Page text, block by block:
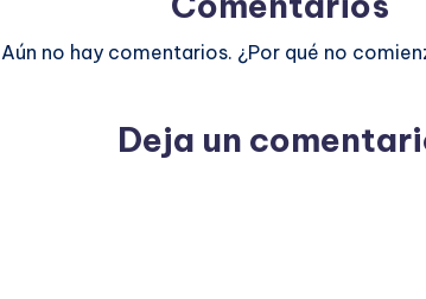
Aún no hay comentarios. ¿Por qué no
Deja un